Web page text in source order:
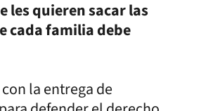
les quieren sacar las
cada familia debe
la entrega de